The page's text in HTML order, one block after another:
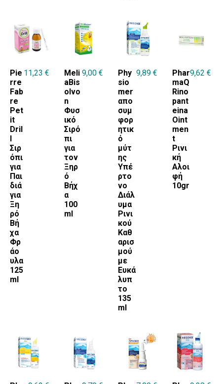
Pie
rre
Fab
re
Pet
it
Dril
l
Σιρ
όπι
για
Παι
διά
για
Ξη
ρό
Βή
χα
Φρ
άο
υλα
125
ml
11,23 €
Meli
aBis
olvo
n
Φυσ
ικό
Σιρό
πι
για
τον
Ξηρ
ό
Βήχ
α
100
ml
9,00 €
Phy
sio
mer
απο
συμ
φορ
ητικ
ό
μύτ
ης
Υπέ
ρτο
νο
Διάλ
υμα
Ρινι
κού
Καθ
αρισ
μού
με
Ευκά
λυπ
το
135
ml
9,89 €
Phar
maQ
Rino
pant
eina
Oint
men
t
Ρινι
κή
Αλοι
φή
10gr
9,62 €